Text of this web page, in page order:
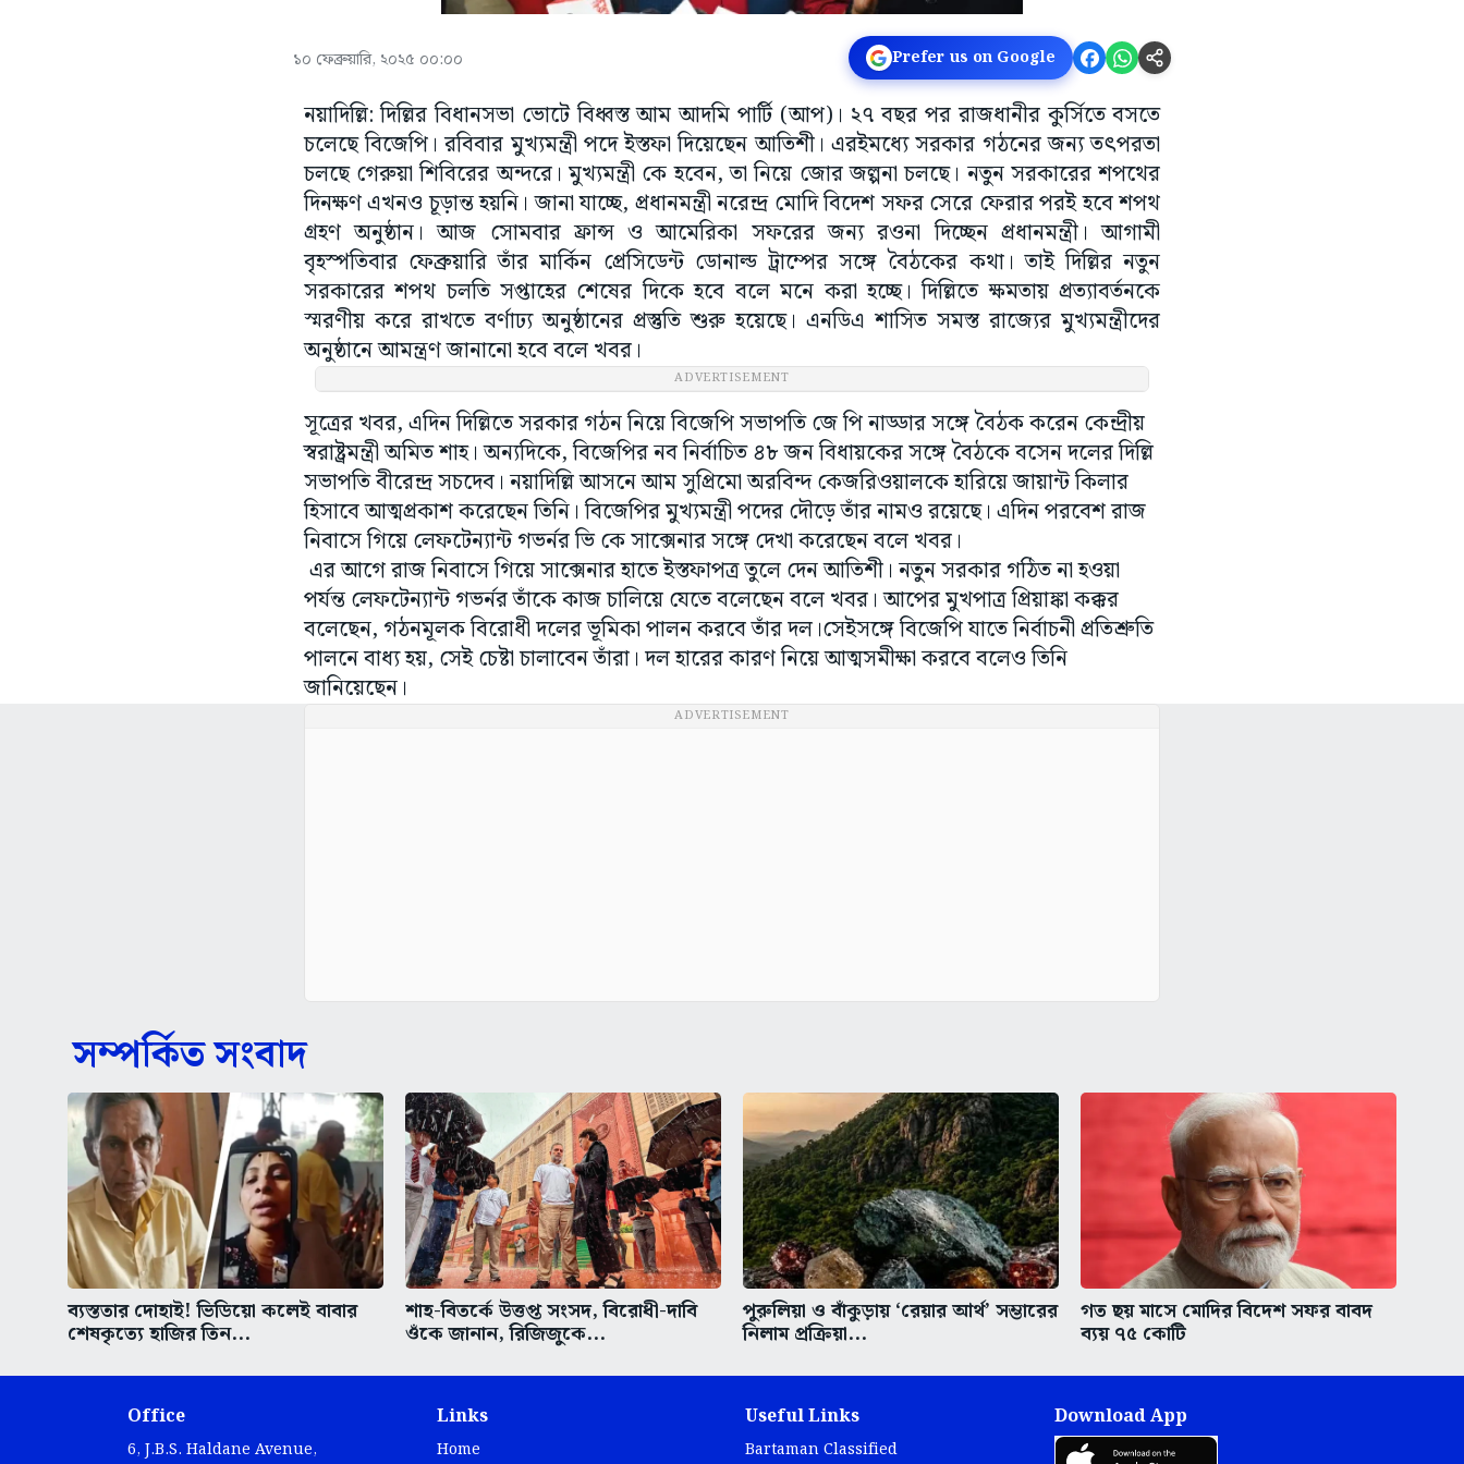
১০ ফেব্রুয়ারি, ২০২৫ ০০:০০ Prefer us on Google
নয়াদিল্লি: দিল্লির বিধানসভা ভোটে বিধ্বস্ত আম আদমি পার্টি (আপ)। ২৭ বছর পর রাজধানীর কুর্সিতে বসতে
চলেছে বিজেপি। রবিবার মুখ্যমন্ত্রী পদে ইস্তফা দিয়েছেন আতিশী। এরইমধ্যে সরকার গঠনের জন্য তৎপরতা
চলছে গেরুয়া শিবিরের অন্দরে। মুখ্যমন্ত্রী কে হবেন, তা নিয়ে জোর জল্পনা চলছে। নতুন সরকারের শপথের
দিনক্ষণ এখনও চূড়ান্ত হয়নি। জানা যাচ্ছে, প্রধানমন্ত্রী নরেন্দ্র মোদি বিদেশ সফর সেরে ফেরার পরই হবে শপথ
গ্রহণ অনুষ্ঠান। আজ সোমবার ফ্রান্স ও আমেরিকা সফরের জন্য রওনা দিচ্ছেন প্রধানমন্ত্রী। আগামী
বৃহস্পতিবার ফেব্রুয়ারি তাঁর মার্কিন প্রেসিডেন্ট ডোনাল্ড ট্রাম্পের সঙ্গে বৈঠকের কথা। তাই দিল্লির নতুন
সরকারের শপথ চলতি সপ্তাহের শেষের দিকে হবে বলে মনে করা হচ্ছে। দিল্লিতে ক্ষমতায় প্রত্যাবর্তনকে
স্মরণীয় করে রাখতে বর্ণাঢ্য অনুষ্ঠানের প্রস্তুতি শুরু হয়েছে। এনডিএ শাসিত সমস্ত রাজ্যের মুখ্যমন্ত্রীদের
অনুষ্ঠানে আমন্ত্রণ জানানো হবে বলে খবর।
ADVERTISEMENT
সূত্রের খবর, এদিন দিল্লিতে সরকার গঠন নিয়ে বিজেপি সভাপতি জে পি নাড্ডার সঙ্গে বৈঠক করেন কেন্দ্রীয়
স্বরাষ্ট্রমন্ত্রী অমিত শাহ। অন্যদিকে, বিজেপির নব নির্বাচিত ৪৮ জন বিধায়কের সঙ্গে বৈঠকে বসেন দলের দিল্লি
সভাপতি বীরেন্দ্র সচদেব। নয়াদিল্লি আসনে আম সুপ্রিমো অরবিন্দ কেজরিওয়ালকে হারিয়ে জায়ান্ট কিলার
হিসাবে আত্মপ্রকাশ করেছেন তিনি। বিজেপির মুখ্যমন্ত্রী পদের দৌড়ে তাঁর নামও রয়েছে। এদিন পরবেশ রাজ
নিবাসে গিয়ে লেফটেন্যান্ট গভর্নর ভি কে সাক্সেনার সঙ্গে দেখা করেছেন বলে খবর।
এর আগে রাজ নিবাসে গিয়ে সাক্সেনার হাতে ইস্তফাপত্র তুলে দেন আতিশী। নতুন সরকার গঠিত না হওয়া
পর্যন্ত লেফটেন্যান্ট গভর্নর তাঁকে কাজ চালিয়ে যেতে বলেছেন বলে খবর। আপের মুখপাত্র প্রিয়াঙ্কা কক্কর
বলেছেন, গঠনমূলক বিরোধী দলের ভূমিকা পালন করবে তাঁর দল।সেইসঙ্গে বিজেপি যাতে নির্বাচনী প্রতিশ্রুতি
পালনে বাধ্য হয়, সেই চেষ্টা চালাবেন তাঁরা। দল হারের কারণ নিয়ে আত্মসমীক্ষা করবে বলেও তিনি
জানিয়েছেন।
ADVERTISEMENT
সম্পর্কিত সংবাদ
ব্যস্ততার দোহাই! ভিডিয়ো কলেই বাবার
শেষকৃত্যে হাজির তিন...
শাহ-বিতর্কে উত্তপ্ত সংসদ, বিরোধী-দাবি
ওঁকে জানান, রিজিজুকে...
পুরুলিয়া ও বাঁকুড়ায় ‘রেয়ার আর্থ’ সম্ভারের
নিলাম প্রক্রিয়া...
গত ছয় মাসে মোদির বিদেশ সফর বাবদ
ব্যয় ৭৫ কোটি
Office
6, J.B.S. Haldane Avenue,
Links
Home
Useful Links
Bartaman Classified
Download App